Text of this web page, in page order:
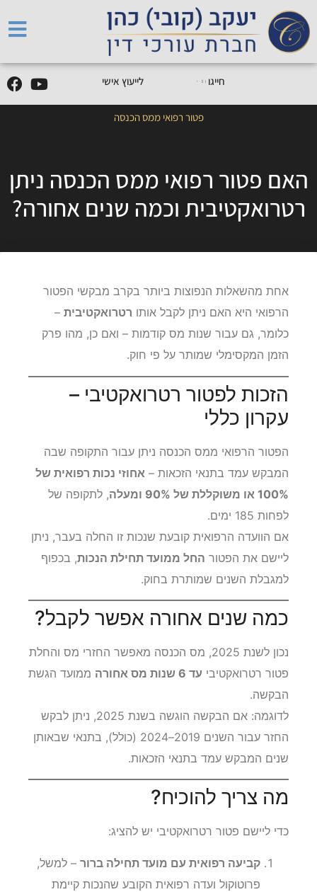
חייגו050- לייעוץ אישי
פטור רפואי ממס הכנסה
האם פטור רפואי ממס הכנסה ניתן
רטרואקטיבית וכמה שנים אחורה?
אחת מהשאלות הנפוצות ביותר בקרב מבקשי הפטור
הרפואי היא האם ניתן לקבל אותו רטרואקטיבית –
כלומר, גם עבור שנות מס קודמות – ואם כן, מהו פרק
הזמן המקסימלי שמותר על פי חוק.
הזכות לפטור רטרואקטיבי –
עקרון כללי
הפטור הרפואי ממס הכנסה ניתן עבור התקופה שבה
המבקש עמד בתנאי הזכאות – אחוזי נכות רפואית של
100% או משוקללת של 90% ומעלה
, לתקופה של
לפחות 185 ימים.
אם הוועדה הרפואית קובעת שנכות זו החלה בעבר, ניתן
ליישם את הפטור החל ממועד תחילת הנכות, בכפוף
למגבלת השנים שמותרת בחוק.
כמה שנים אחורה אפשר לקבל?
נכון לשנת 2025, מס הכנסה מאפשר החזרי מס והחלת
פטור רטרואקטיבי עד 6 שנות מס אחורה
ממועד הגשת
הבקשה.
לדוגמה: אם הבקשה הוגשה בשנת 2025, ניתן לבקש
החזר עבור השנים 2019–2024 (כולל), בתנאי שבאותן
שנים המבקש עמד בתנאי הזכאות.
מה צריך להוכיח?
כדי ליישם פטור רטרואקטיבי יש להציג:
קביעה רפואית עם מועד תחילה ברור – למשל,
פרוטוקול ועדה רפואית הקובע שהנכות קיימת